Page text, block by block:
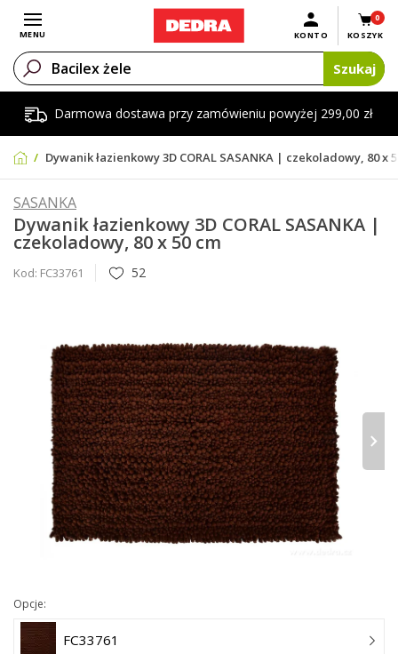
Darmowa dostawa przy zamówieniu powyżej 299,00 zł
Otwórz menu
MENU
0
KOSZYK
KONTO
Szukaj
Dywanik łazienkowy 3D CORAL SASANKA | czekoladowy, 80 x
SASANKA
Dywanik łazienkowy 3D CORAL SASANKA |
czekoladowy, 80 x 50 cm
Kod: FC33761 52
›
Opcje:
FC33761